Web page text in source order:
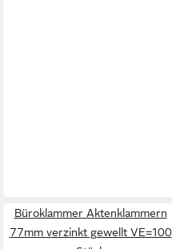
Büroklammer Aktenklammern
77mm verzinkt gewellt VE=100